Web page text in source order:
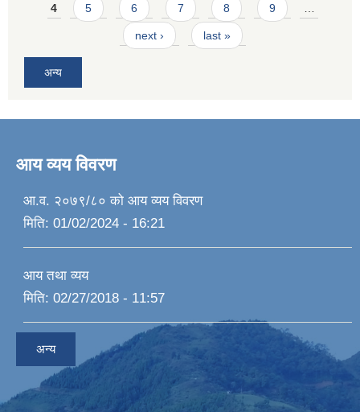
4 5 6 7 8 9
next › last »
अन्य
आय व्यय विवरण
आ.व. २०७९/८० को आय व्यय विवरण
मिति: 01/02/2024 - 16:21
आय तथा व्यय
मिति: 02/27/2018 - 11:57
अन्य